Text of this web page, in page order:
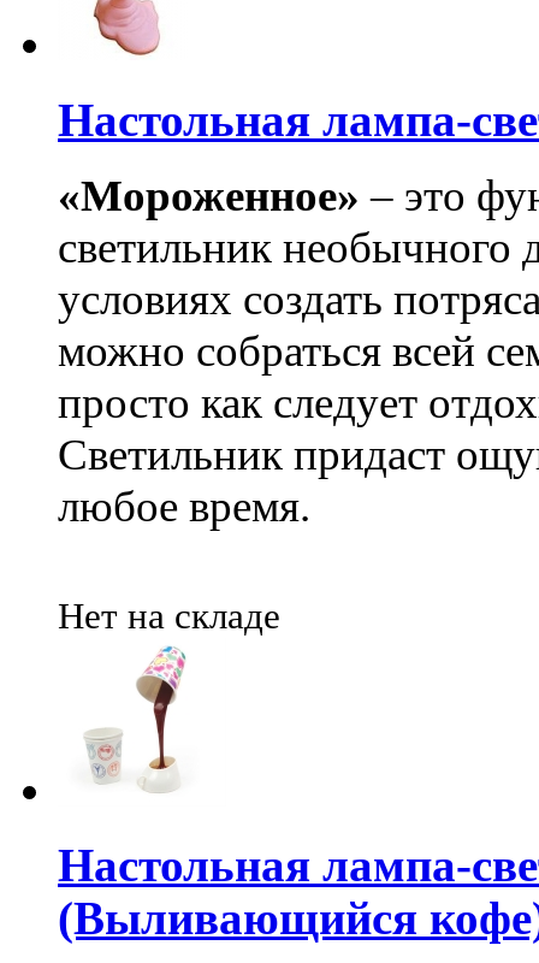
Настольная лампа-
«Мороженное» – это
светильник необычного
условиях создать
можно собраться всей
просто как следует
Светильник придаст
любое время.
Нет на складе
Настольная лампа-
(Выливающийся